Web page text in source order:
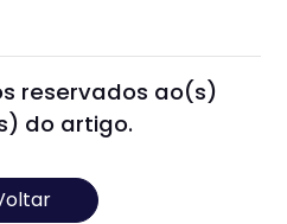
reservados ao(s)
do artigo.